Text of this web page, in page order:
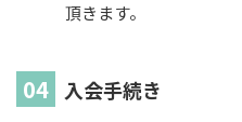
頂きます。
入会手続き